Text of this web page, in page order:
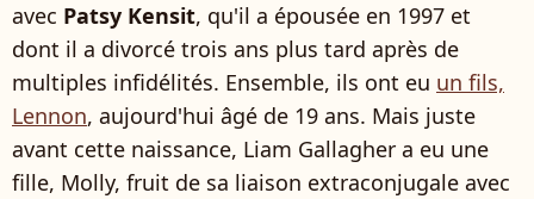
avec Patsy Kensit, qu'il a épousée en 1997 et
dont il a divorcé trois ans plus tard après de
multiples infidélités. Ensemble, ils ont eu un fils,
Lennon, aujourd'hui âgé de 19 ans. Mais juste
avant cette naissance, Liam Gallagher a eu une
fille, Molly, fruit de sa liaison extraconjugale avec